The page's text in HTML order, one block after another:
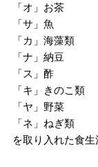
「オ」お茶
「サ」魚
「カ」海藻類
「ナ」納豆
「ス」酢
「キ」きのこ類
「ヤ」野菜
「ネ」ねぎ類
を取り入れた食